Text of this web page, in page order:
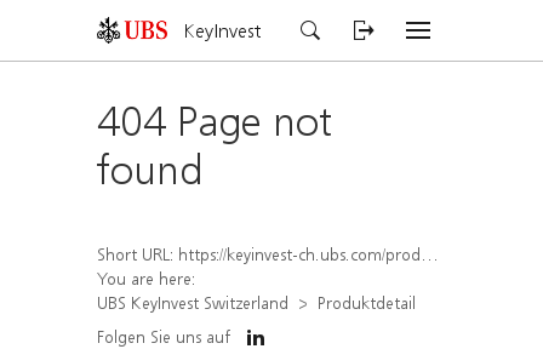
KeyInvest
404 Page not
found
Short URL: https://keyinvest-ch.ubs.com/produkt/detail/index/isin/CH1572304801
You are here:
UBS KeyInvest Switzerland
Produktdetail
Folgen Sie uns auf